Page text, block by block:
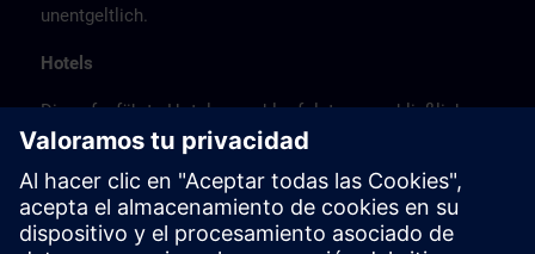
unentgeltlich.
Hotels
Die aufgeführte Hotelauswahl erfolgte ausschließlich
anhand der Nähe der Hotels zum Kursort bzw. anhand
der günstigen Verkehrsanbindung zum
Veranstaltungsort.
Es handelt sich hierbei nicht um Siemens-